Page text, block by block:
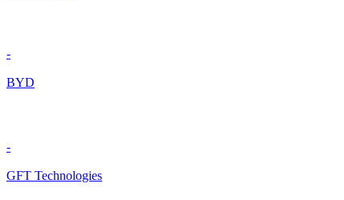
-
BYD
-
GFT Technologies